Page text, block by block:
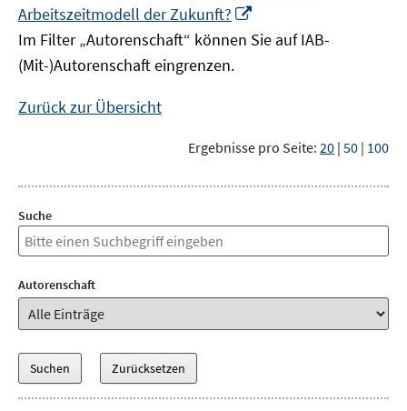
Arbeitszeitmodell der Zukunft?
neuem
Im Filter „Autorenschaft“ können Sie auf IAB-
(Mit-)Autorenschaft eingrenzen.
Zurück zur Übersicht
Ergebnisse pro Seite: 20 | 50 | 100
Suche
Autorenschaft